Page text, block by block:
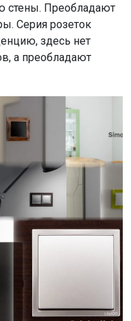
стены. Преобладают
Серия розеток
здесь нет
а преобладают